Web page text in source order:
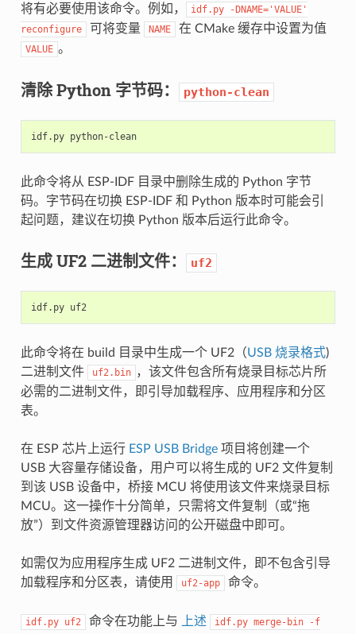
将有必要使用该命令。例如，
idf.py
-DNAME='VALUE'
reconfigure
可将变量 NAME 在 CMake 缓存中设置为值
VALUE 。
清除 Python 字节码： python-clean
idf.py python-clean
此命令将从 ESP-IDF 目录中删除生成的 Python 字节
码。字节码在切换 ESP-IDF 和 Python 版本时可能会引
起问题，建议在切换 Python 版本后运行此命令。
生成 UF2 二进制文件： uf2
idf.py uf2
此命令将在 build 目录中生成一个 UF2（USB 烧录格式)
二进制文件
uf2.bin ，该文件包含所有烧录目标芯片所
必需的二进制文件，即引导加载程序、应用程序和分区
表。
在 ESP 芯片上运行 ESP USB Bridge项目将创建一个
USB 大容量存储设备，用户可以将生成的 UF2 文件复制
到该 USB 设备中，桥接 MCU 将使用该文件来烧录目标
MCU。这一操作十分简单，只需将文件复制（或“拖
放”）到文件资源管理器访问的公开磁盘中即可。
如需仅为应用程序生成 UF2 二进制文件，即不包含引导
加载程序和分区表，请使用
uf2-app 命令。
idf.py uf2 命令在功能上与 上述 idf.py merge-bin
-f